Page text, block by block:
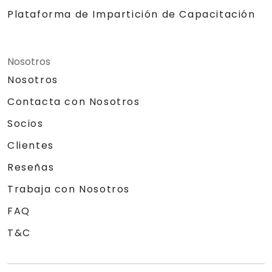
Plataforma de Impartición de Capacitación
Nosotros
Nosotros
Contacta con Nosotros
Socios
Clientes
Reseñas
Trabaja con Nosotros
FAQ
T&C